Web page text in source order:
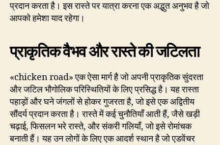
प्रदान करता है। इस रास्ते पर यात्रा करना एक अद्भुत अनुभव है जो
आपको हमेशा याद रहेगा।
प्राकृतिक वैभव और रास्ते की जटिलता
«chicken road» एक ऐसा मार्ग है जो अपनी प्राकृतिक सुंदरता
और जटिल भौगोलिक परिस्थितियों के लिए प्रसिद्ध है। यह रास्ता
पहाड़ों और घने जंगलों से होकर गुजरता है, जो इसे एक अद्वितीय
सौंदर्य प्रदान करता है। रास्ते में कई चुनौतियाँ आती हैं, जैसे खड़ी
चढ़ाई, फिसलन भरे रास्ते, और संकरी गलियाँ, जो इसे रोमांचक
बनाती हैं। यह उन लोगों के लिए एक आदर्श स्थान है जो एडवेंचर